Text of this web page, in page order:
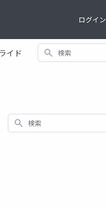
ログイン
イド 検索
検索